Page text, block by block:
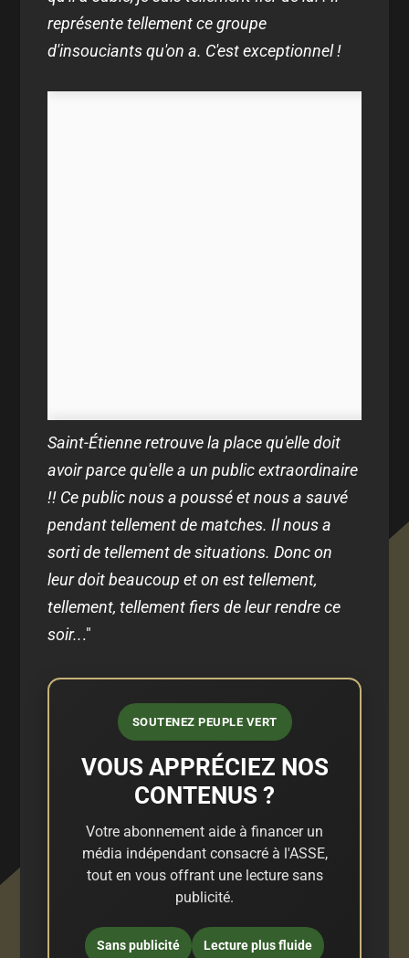
représente tellement ce groupe
d'insouciants qu'on a. C'est exceptionnel !
Saint-Étienne retrouve la place qu'elle doit
avoir parce qu'elle a un public extraordinaire
!! Ce public nous a poussé et nous a sauvé
pendant tellement de matches. Il nous a
sorti de tellement de situations. Donc on
leur doit beaucoup et on est tellement,
tellement, tellement fiers de leur rendre ce
soir..."
SOUTENEZ PEUPLE VERT
VOUS APPRÉCIEZ NOS
CONTENUS ?
Votre abonnement aide à financer un
média indépendant consacré à l'ASSE,
tout en vous offrant une lecture sans
publicité.
Sans publicité Lecture plus fluide